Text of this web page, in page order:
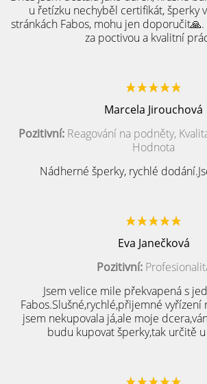
u řetízku nechyběl certifikát, šperky
stránkách Fabos, mohu jen
za poctivou a kvalitní
Marcela Jirouchová
Pozitivní: Reagování na podněty,
Hodnota
Nádherné šperky, rychlé
Eva Janečková
Pozitivní:
Jsem velice mile překvapená s
Fabos.Slušné,rychlé,přijemné
jsem nekupovala já,ale moje
budu kupovat šperky,tak určitě